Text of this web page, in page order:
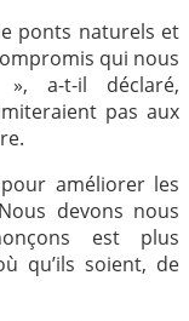
ponts naturels et
qui nous
», a-t-il déclaré,
pas aux
améliorer les
devons nous
est plus
qu’ils soient, de